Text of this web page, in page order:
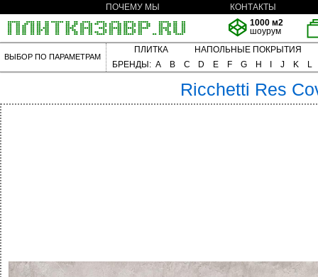
ПОЧЕМУ МЫ
КОНТАКТЫ
1000 м2
шоурум
ВЫБОР ПО ПАРАМЕТРАМ
ПЛИТКА
НАПОЛЬНЫЕ ПОКРЫТИЯ
БРЕНДЫ: A B C D E F G H J K L
Ricchetti Res